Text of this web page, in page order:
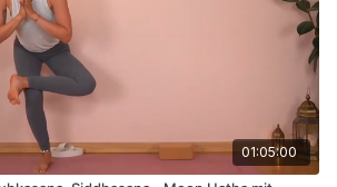
01:05:00